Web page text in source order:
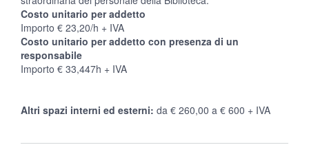
Costo unitario per addetto
Importo € 23,20/h + IVA
Costo unitario per addetto con presenza di un
responsabile
Importo € 33,447h + IVA
Altri spazi interni ed esterni: da € 260,00 a € 600 + IVA